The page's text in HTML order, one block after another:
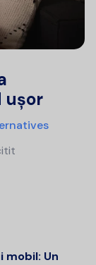
ușor
mobil: Un